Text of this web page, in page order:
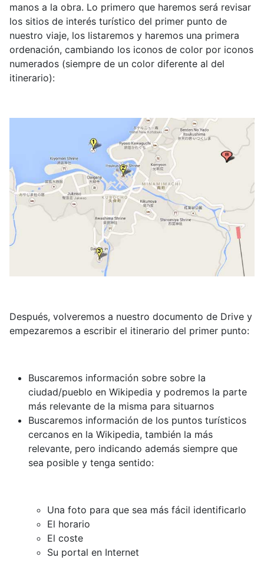
manos a la obra. Lo primero que haremos será revisar
los sitios de interés turístico del primer punto de
nuestro viaje, los listaremos y haremos una primera
ordenación, cambiando los iconos de color por iconos
numerados (siempre de un color diferente al del
itinerario):
Después, volveremos a nuestro documento de Drive y
empezaremos a escribir el itinerario del primer punto:
Buscaremos información sobre sobre la
ciudad/pueblo en Wikipedia y podremos la parte
más relevante de la misma para situarnos
Buscaremos información de los puntos turísticos
cercanos en la Wikipedia, también la más
relevante, pero indicando además siempre que
sea posible y tenga sentido:
Una foto para que sea más fácil identificarlo
El horario
El coste
Su portal en Internet